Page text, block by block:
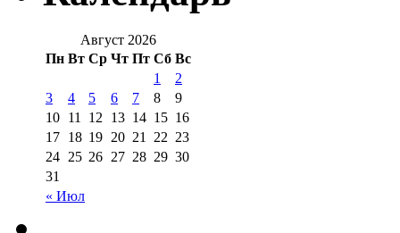
Август 2026
Пн Вт Ср Чт Пт Сб Вс
« Июл
1
2
3
4 5 6 7 8
9
10 11 12 13 14 15 16
17 18 19 20 21 22 23
24 25 26 27 28 29 30
31